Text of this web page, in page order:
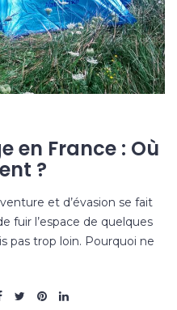
en France : Où
?
et d’évasion se fait
fuir l’espace de quelques
pas trop loin. Pourquoi ne